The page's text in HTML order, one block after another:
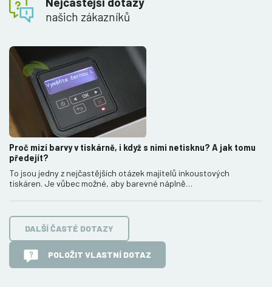
našich zákazníků
Proč mizí barvy v tiskárně, i když s nimi netisknu? A jak tomu
předejít?
To jsou jedny z nejčastějších otázek majitelů inkoustových
tiskáren. Je vůbec možné, aby barevné náplně…
DALŠÍ ČASTÉ DOTAZY
POLOŽIT VLASTNÍ DOTAZ